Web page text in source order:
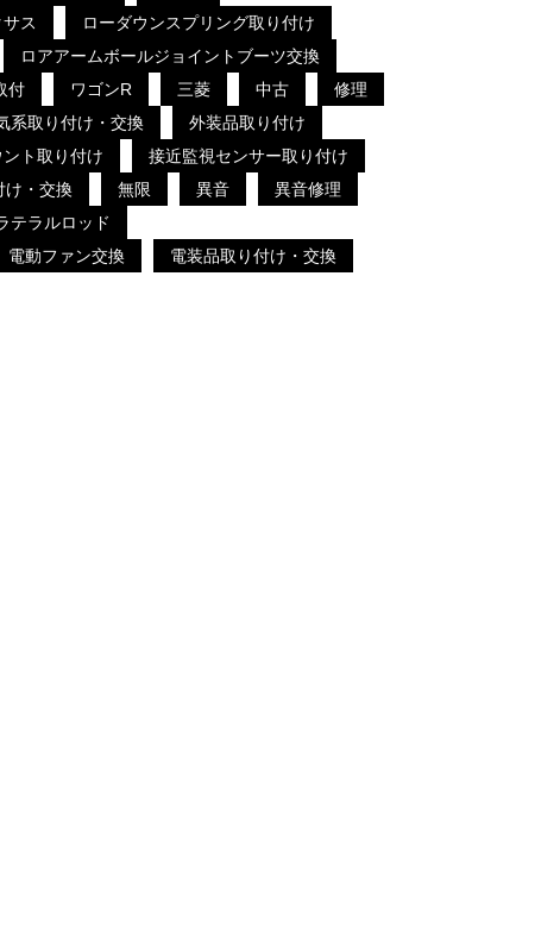
サス
ローダウンスプリング取り付け
ロアアームボールジョイントブーツ交換
付 ワゴンR 三菱 中古
修理
系取り付け・交換
外装品取り付け
ト取り付け
接近監視センサー取り付け
け・交換 無限 異音
異音修理
テラルロッド
電動ファン交換
電装品取り付け・交換